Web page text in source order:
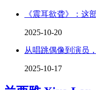
《震耳欲聋》：这
2025-10-20
从唱跳偶像到演员
2025-10-17